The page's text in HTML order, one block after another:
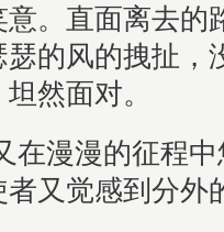
。直面离去的
的风的拽扯，
然面对。
在漫漫的征程
者又觉感到分